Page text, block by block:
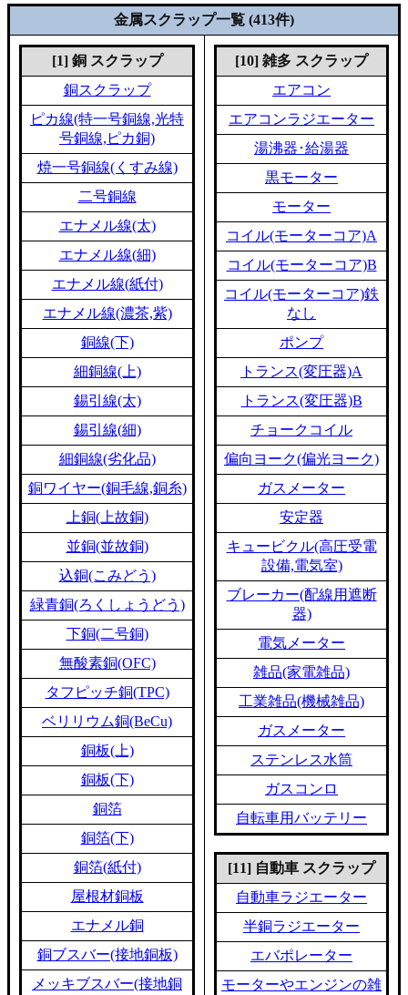
金属スクラップ一覧 (413件)
[1] 銅 スクラップ
銅スクラップ
ピカ線(特一号銅線,光特
号銅線,ピカ銅)
焼一号銅線(くすみ線)
二号銅線
エナメル線(太)
エナメル線(細)
エナメル線(紙付)
エナメル線(濃茶,紫)
銅線(下)
細銅線(上)
錫引線(太)
錫引線(細)
細銅線(劣化品)
銅ワイヤー(銅毛線,銅糸)
上銅(上故銅)
並銅(並故銅)
込銅(こみどう)
緑青銅(ろくしょうどう)
下銅(二号銅)
無酸素銅(OFC)
タフピッチ銅(TPC)
ベリリウム銅(BeCu)
銅板(上)
銅板(下)
銅箔
銅箔(下)
銅箔(紙付)
屋根材銅板
エナメル銅
銅ブスバー(接地銅板)
メッキブスバー(接地銅
[10] 雑多 スクラップ
エアコン
エアコンラジエーター
湯沸器･給湯器
黒モーター
モーター
コイル(モーターコア)A
コイル(モーターコア)B
コイル(モーターコア)鉄
なし
ポンプ
トランス(変圧器)A
トランス(変圧器)B
チョークコイル
偏向ヨーク(偏光ヨーク)
ガスメーター
安定器
キュービクル(高圧受電
設備,電気室)
ブレーカー(配線用遮断
器)
電気メーター
雑品(家電雑品)
工業雑品(機械雑品)
ガスメーター
ステンレス水筒
ガスコンロ
自転車用バッテリー
[11] 自動車 スクラップ
自動車ラジエーター
半銅ラジエーター
エバポレーター
モーターやエンジンの雑